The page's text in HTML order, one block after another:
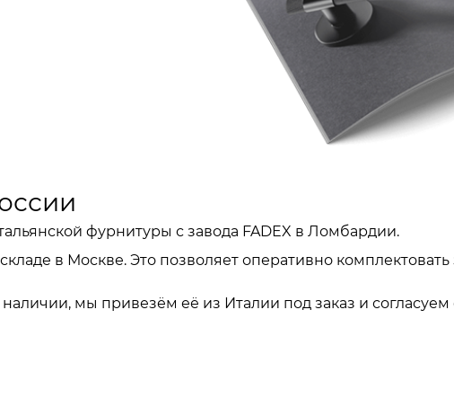
фурнитуры с завода FADEX в Ломбардии.
в Москве. Это позволяет оперативно
мы привезём её из Италии под заказ и согласуем